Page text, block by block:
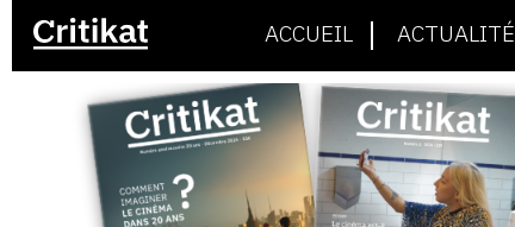
ACCUEIL ACTUALITÉ